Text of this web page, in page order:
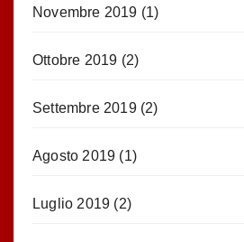
Novembre 2019 (1)
Ottobre 2019 (2)
Settembre 2019(2)
Agosto 2019 (1)
Luglio 2019 (2)